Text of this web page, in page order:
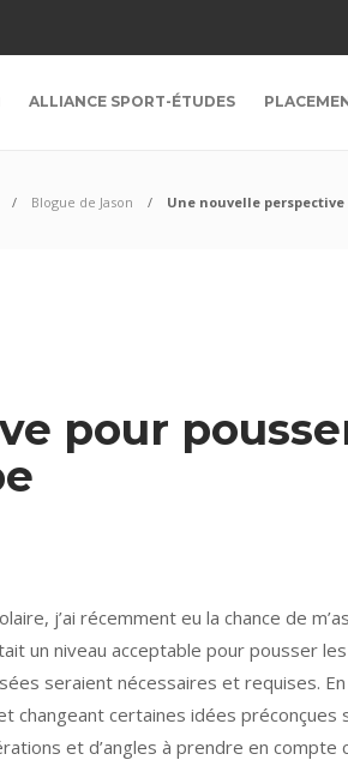
ALLIANCE SPORT-ÉTUDES
Blogue de Jason Une nouvelle
pour
j’ai récemment eu la chance de
un niveau acceptable pour pousser
seraient nécessaires et requises. En
certaines idées préconçues
et d’angles à prendre en